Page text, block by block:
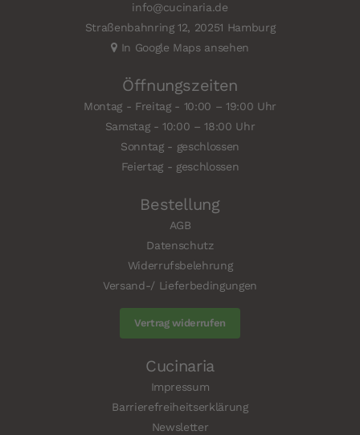
info@cucinaria.de
Straßenbahnring 12, 20251 Hamburg
In Google Maps ansehen
Öffnungszeiten
Montag - Freitag - 10:00 – 19:00 Uhr
Samstag - 10:00 – 18:00 Uhr
Sonntag - geschlossen
Feiertag - geschlossen
Bestellung
AGB
Datenschutz
Widerrufsbelehrung
Versand-/ Lieferbedingungen
Vertrag widerrufen
Cucinaria
Impressum
Barrierefreiheitserklärung
Newsletter